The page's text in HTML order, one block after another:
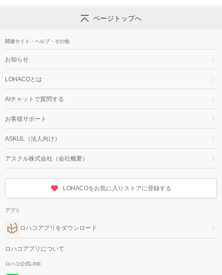
ページトップへ
関連サイト・ヘルプ・その他
お知らせ
LOHACOとは
AIチャットで質問する
お客様サポート
ASKUL（法人向け）
アスクル株式会社（会社概要）
LOHACOをお気に入りストアに登録する
アプリ
ロハコアプリをダウンロード
ロハコアプリについて
ロハコ公式LINE